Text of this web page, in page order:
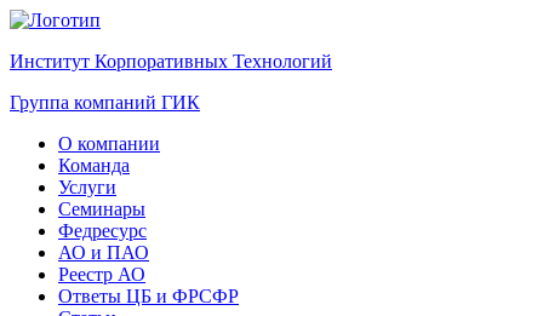
Институт Корпоративных Технологий
Группа компаний ГИК
О компании
Команда
Услуги
Семинары
Федресурс
АО и ПАО
Реестр АО
Ответы ЦБ и ФРСФР